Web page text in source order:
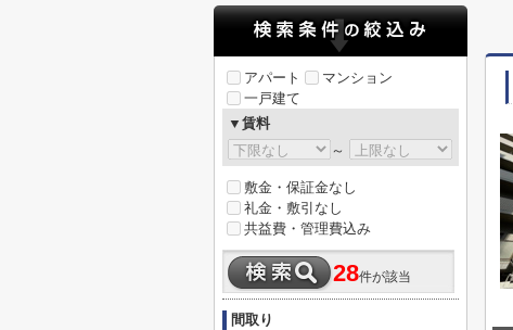
アパート
マンション
一戸建て
▼賃料
～
敷金・保証金なし
礼金・敷引なし
共益費・管理費込み
28件が該当
間取り